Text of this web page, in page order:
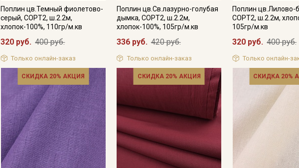
Поплин цв.Темный фиолетово-
серый, СОРТ2, ш.2.2м,
хлопок-100%, 110гр/м.кв
320 руб. 400 руб.
Только онлайн-заказ
Поплин цв.Св.лазурно-голубая
дымка, СОРТ2, ш.2.2м,
хлопок-100%, 105гр/м.кв
336 руб. 420 руб.
Только онлайн-заказ
Поплин цв.Лилово-
СОРТ2, ш.2.2м,
105гр/м.кв
320 руб. 400 руб.
Только онлайн-
СКИДКА 20% АКЦИЯ СКИДКА 20% АКЦИЯ СКИДКА 20%